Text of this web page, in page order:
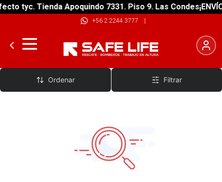
tyc. Tienda Apoquindo 7331. Piso 9. Las Condes
+56 2 2244 3777 |
Bicicletas Cross Country
Ordenar Filtrar